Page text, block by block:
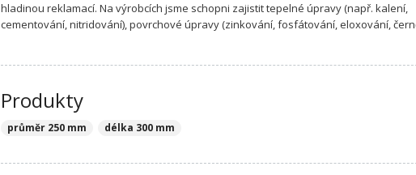
hladinou reklamací. Na výrobcích jsme schopni zajistit tepelné úpravy (např. kalení,
cementování, nitridování), povrchové úpravy (zinkování, fosfátování, eloxování,
Produkty
průměr 250 mm délka 300 mm